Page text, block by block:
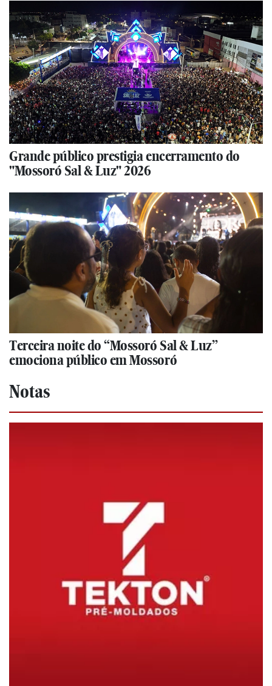
Grande público prestigia encerramento do
"Mossoró Sal & Luz" 2026
Terceira noite do “Mossoró Sal & Luz”
emociona público em Mossoró
Notas